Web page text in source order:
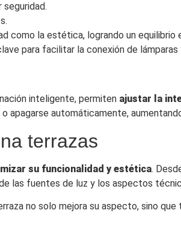
como la estética, logrando un
para facilitar la conexión de
inteligente, permiten ajustar la
apagarse automáticamente,
terrazas
su funcionalidad y estética.
las fuentes de luz y los aspectos
no solo mejora su aspecto, sino que